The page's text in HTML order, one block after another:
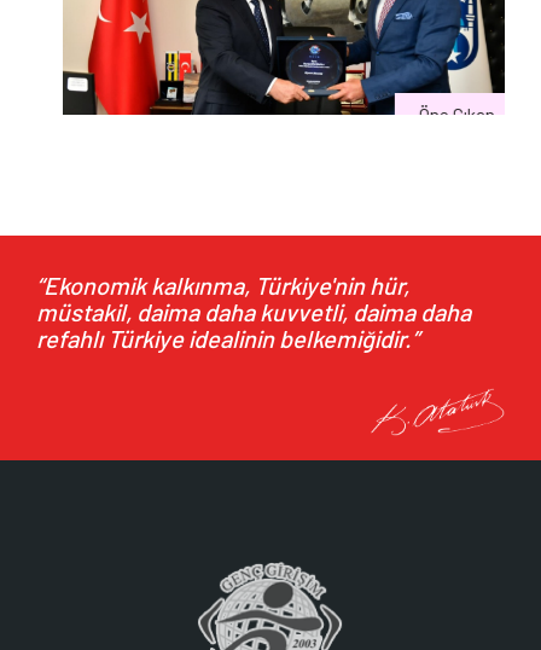
Öne Çıkan
29.07.2026
27 Temmuz 2026 tarihinde Genel Başkanımız M. Nezih
Allıoğlu ve...
“Ekonomik kalkınma, Türkiye'nin hür,
müstakil, daima daha kuvvetli, daima daha
refahlı Türkiye idealinin belkemiğidir.”